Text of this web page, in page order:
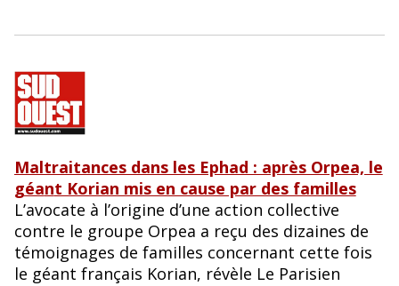
Maltraitances dans les Ephad : après Orpea, le
géant Korian mis en cause par des familles
L’avocate à l’origine d’une action collective
contre le groupe Orpea a reçu des dizaines de
témoignages de familles concernant cette fois
le géant français Korian, révèle Le Parisien